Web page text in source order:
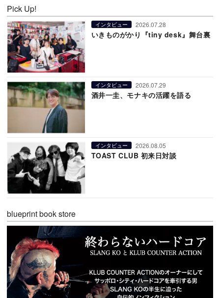
Pick Up!
インタビュー 2026.07.28
いきものがかり『tiny desk』舞台裏
インタビュー 2026.07.29
酒井一圭、モナキの活躍を語る
インタビュー 2026.08.05
TOAST CLUB 初来日対談
blueprint book store